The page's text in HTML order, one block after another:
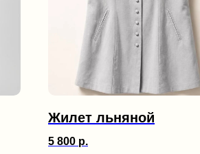
Жилет льняной
5 800 р.